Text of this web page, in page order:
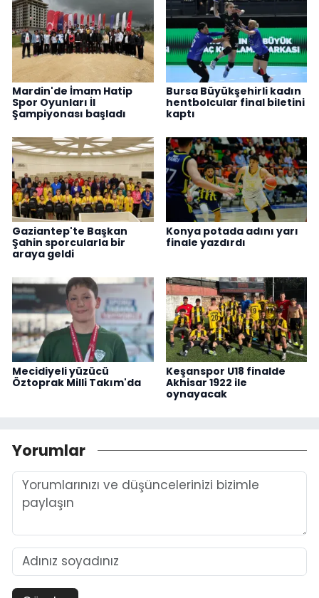
Mardin'de İmam Hatip
Spor Oyunları İl
Şampiyonası başladı
Bursa Büyükşehirli kadın
hentbolcular final biletini
kaptı
Gaziantep'te Başkan
Şahin sporcularla bir
araya geldi
Konya potada adını yarı
finale yazdırdı
Mecidiyeli yüzücü
Öztoprak Milli Takım'da
Keşanspor U18 finalde
Akhisar 1922 ile
oynayacak
Yorumlar